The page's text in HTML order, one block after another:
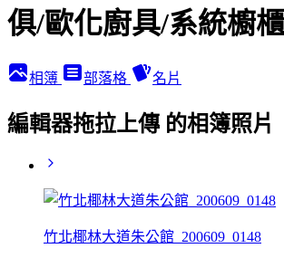
俱/歐化廚具/系統櫥櫃
相簿 部落格 名片
編輯器拖拉上傳 的相簿照片
竹北椰林大道朱公館_200609_0148